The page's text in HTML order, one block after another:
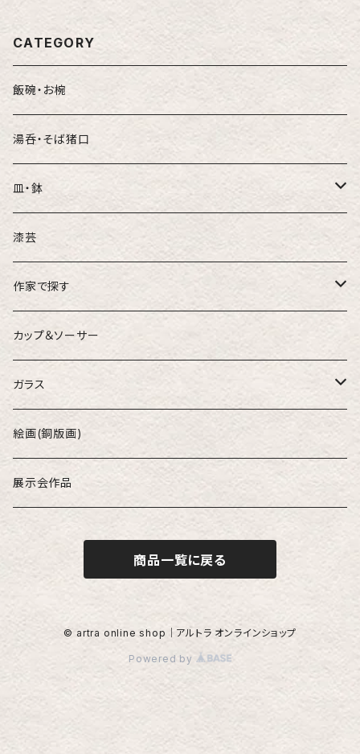
CATEGORY
飯碗・お椀
湯呑・そば猪口
皿・鉢
豆皿
れんげ
小鉢
漆芸
作家で探す
日下華子
米倉しおり
津坂陽介
久保裕子
カップ＆ソーサー
ガラス
酒器
茶碗
オブジェ（置物）
絵画(銅版画)
展示会作品
商品一覧に戻る
© artra online shop｜アルトラ オンラインショップ
Powered by